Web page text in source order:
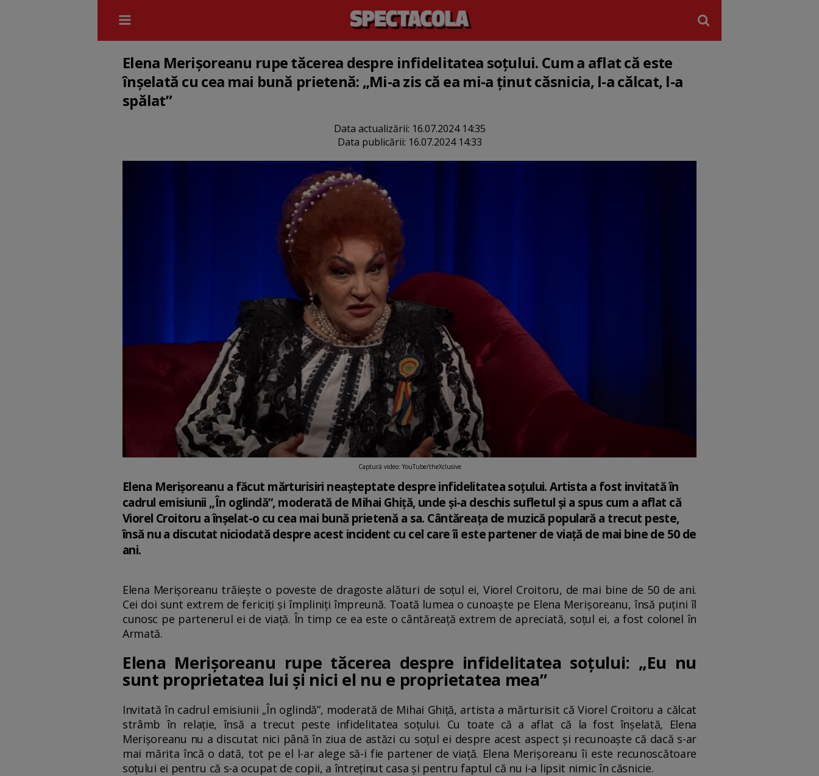
Elena Merișoreanu rupe tăcerea despre infidelitatea soțului. Cum a aflat că este
înșelată cu cea mai bună prietenă: „Mi-a zis că ea mi-a ținut căsnicia, l-a călcat, l-a
spălat”
Data actualizării: 16.07.2024 14:35
Data publicării: 16.07.2024 14:33
Captură video: YouTube/theXclusive
Elena Merișoreanu a făcut mărturisiri neașteptate despre infidelitatea soțului. Artista a fost invitată în
cadrul emisiunii „În oglindă”, moderată de Mihai Ghiță, unde și-a deschis sufletul și a spus cum a aflat că
Viorel Croitoru a înșelat-o cu cea mai bună prietenă a sa. Cântăreața de muzică populară a trecut peste,
însă nu a discutat niciodată despre acest incident cu cel care îi este partener de viață de mai bine de 50 de
ani.
Elena Merișoreanu trăiește o poveste de dragoste alături de soțul ei, Viorel Croitoru, de mai bine de 50 de ani.
Cei doi sunt extrem de fericiți și împliniți împreună. Toată lumea o cunoaște pe Elena Merișoreanu, însă puțini îl
cunosc pe partenerul ei de viață. În timp ce ea este o cântăreață extrem de apreciată, soțul ei, a fost colonel în
Armată.
Elena Merișoreanu rupe tăcerea despre infidelitatea soțului: „Eu nu
sunt proprietatea lui și nici el nu e proprietatea mea”
Invitată în cadrul emisiunii „În oglindă”, moderată de Mihai Ghiță, artista a mărturisit că Viorel Croitoru a călcat
strâmb în relație, însă a trecut peste infidelitatea soțului. Cu toate că a aflat că la fost înșelată, Elena
Merișoreanu nu a discutat nici până în ziua de astăzi cu soțul ei despre acest aspect și recunoaște că dacă s-ar
mai mărita încă o dată, tot pe el l-ar alege să-i fie partener de viață. Elena Merișoreanu îi este recunoscătoare
soțului ei pentru că s-a ocupat de copii, a întreținut casa și pentru faptul că nu i-a lipsit nimic în căsnicie.